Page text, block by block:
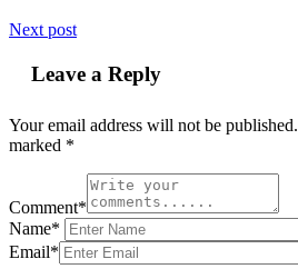
Next post
Leave a Reply
Your email address will not be published.
marked *
Comment*
Name*
Email*